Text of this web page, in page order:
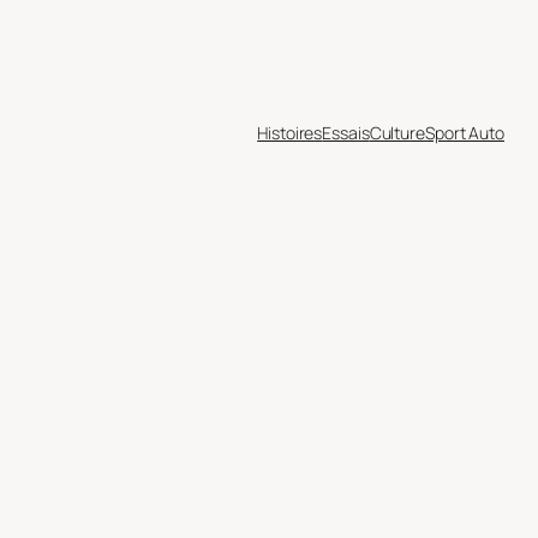
HistoiresEssaisCultureSport Auto